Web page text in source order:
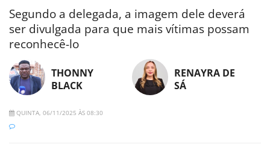
Segundo a delegada, a imagem dele deverá
ser divulgada para que mais vítimas possam
reconhecê-lo
THONNY
BLACK
RENAYRA DE
SÁ
QUINTA, 06/11/2025 ÀS 08:30